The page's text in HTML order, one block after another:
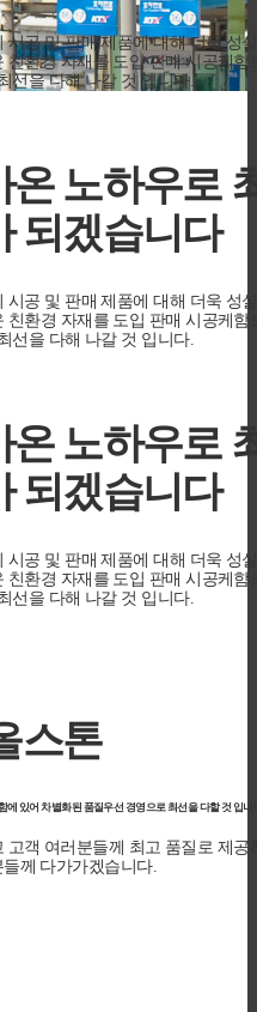
시공 및 판매 제품에 대해 더욱 성
환경 자재를 도입 판매 시공케함
선을 다해 나갈 것 입니다.
온 노하우로
되겠습니다
시공 및 판매 제품에 대해 더욱 성
친환경 자재를 도입 판매 시공케함
선을 다해 나갈 것 입니다.
온 노하우로
되겠습니다
시공 및 판매 제품에 대해 더욱 성
친환경 자재를 도입 판매 시공케함
선을 다해 나갈 것 입니다.
스톤
에 있어 차별화된 품질우선 경영으로 최선을 다할 것 입니
고객 여러분들께 최고 품질로 제공
께 다가가겠습니다.